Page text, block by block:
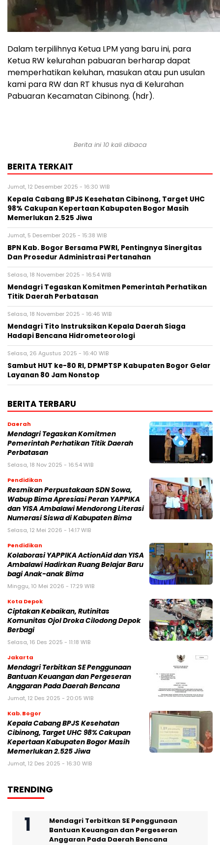
Dalam terpilihnya Ketua LPM yang baru ini, para
Ketua RW kelurahan pabuaran berharap dapat
memperhatikan keluhan, masukan atau pun usulan
kami para RW dan RT khusus nya di Kelurahan
Pabuaran Kecamatan Cibinong. (hdr).
Berita ini 10 kali dibaca
BERITA TERKAIT
Jumat, 12 Desember 2025 - 16:30 WIB
Kepala Cabang BPJS Kesehatan Cibinong, Target UHC
98% Cakupan Kepertaan Kabupaten Bogor Masih
Memerlukan 2.525 Jiwa
Jumat, 5 Desember 2025 - 15:38 WIB
BPN Kab. Bogor Bersama PWRI, Pentingnya Sinergitas
Dan Prosedur Administrasi Pertanahan
Selasa, 18 November 2025 - 16:54 WIB
Mendagri Tegaskan Komitmen Pemerintah Perhatikan
Titik Daerah Perbatasan
Selasa, 18 November 2025 - 16:46 WIB
Mendagri Tito Instruksikan Kepala Daerah Siaga
Hadapi Bencana Hidrometeorologi
Selasa, 26 Agustus 2025 - 16:40 WIB
Sambut HUT ke-80 RI, DPMPTSP Kabupaten Bogor Gelar
Layanan 80 Jam Nonstop
BERITA TERBARU
Daerah
Mendagri Tegaskan Komitmen
Pemerintah Perhatikan Titik Daerah
Perbatasan
Selasa, 18 Nov 2025 - 16:54 WIB
Pendidikan
Resmikan Perpustakaan SDN Sowa,
Wabup Bima Apresiasi Peran YAPPIKA
dan YISA Ambalawi Mendorong Literasi
Numerasi Siswa di Kabupaten Bima
Selasa, 12 Mei 2026 - 14:17 WIB
Pendidikan
Kolaborasi YAPPIKA ActionAid dan YISA
Ambalawi Hadirkan Ruang Belajar Baru
bagi Anak-anak Bima
Minggu, 10 Mei 2026 - 17:29 WIB
Kota Depok
Ciptakan Kebaikan, Rutinitas
Komunitas Ojol Droka Cilodong Depok
Berbagi
Selasa, 16 Des 2025 - 11:18 WIB
Jakarta
Mendagri Terbitkan SE Penggunaan
Bantuan Keuangan dan Pergeseran
Anggaran Pada Daerah Bencana
Jumat, 12 Des 2025 - 20:05 WIB
Kab. Bogor
Kepala Cabang BPJS Kesehatan
Cibinong, Target UHC 98% Cakupan
Kepertaan Kabupaten Bogor Masih
Memerlukan 2.525 Jiwa
Jumat, 12 Des 2025 - 16:30 WIB
TRENDING
Mendagri Terbitkan SE Penggunaan
Bantuan Keuangan dan Pergeseran
Anggaran Pada Daerah Bencana